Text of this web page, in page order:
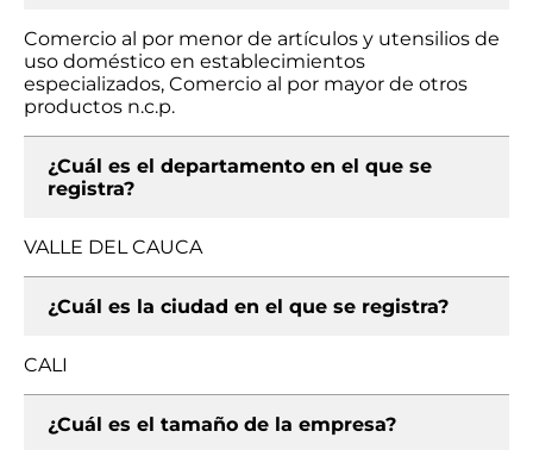
Comercio al por menor de artículos y utensilios de
uso doméstico en establecimientos
especializados, Comercio al por mayor de otros
productos n.c.p.
¿Cuál es el departamento en el que se
registra?
VALLE DEL CAUCA
¿Cuál es la ciudad en el que se registra?
CALI
¿Cuál es el tamaño de la empresa?